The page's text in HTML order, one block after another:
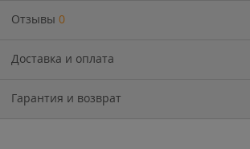
Отзывы 0
Доставка и оплата
Гарантия и возврат